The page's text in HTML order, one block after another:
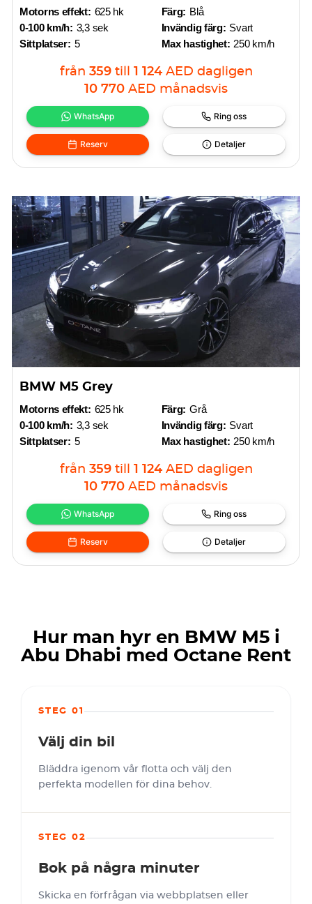
Motorns effekt: 625 hk
0-100 km/h: 3,3 sek
Sittplatser: 5
Färg: Blå
Invändig färg: Svart
Max hastighet: 250 km/h
från 359 till 1 124 AED dagligen
10 770 AED månadsvis
WhatsApp Ring oss
Reserv Detaljer
BMW M5 Grey
Motorns effekt: 625 hk
0-100 km/h: 3,3 sek
Sittplatser: 5
Färg: Grå
Invändig färg: Svart
Max hastighet: 250 km/h
från 359 till 1 124 AED dagligen
10 770 AED månadsvis
WhatsApp Ring oss
Reserv Detaljer
Hur man hyr en BMW M5 i
Abu Dhabi med Octane Rent
STEG 01
Välj din bil
Bläddra igenom vår flotta och välj den
perfekta modellen för dina behov.
STEG 02
Bok på några minuter
Skicka en förfrågan via webbplatsen eller